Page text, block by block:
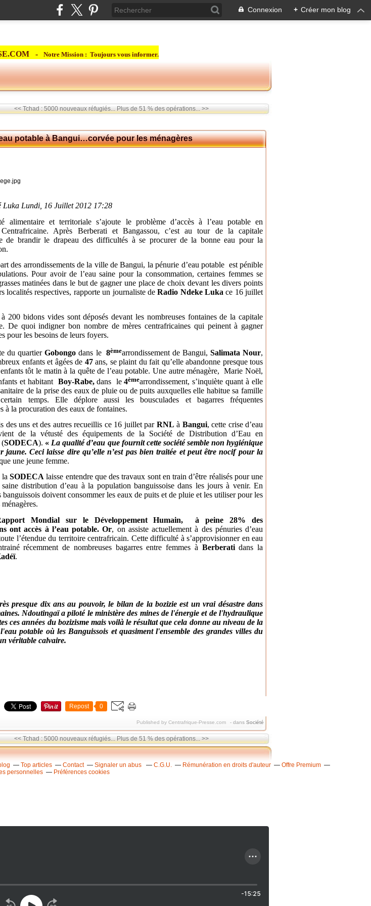
Connexion + Créer mon blog
- Notre Mission : Toujours vous informer.
<< Tchad : 5000 nouveaux réfugiés... Plus de 51 % des opérations... >>
potable à Bangui…corvée pour les ménagères
Luka Lundi, 16 Juillet 2012 17:28
alimentaire et territoriale s’ajoute le problème d’accès à l’eau potable en
Après Berberati et Bangassou, c’est au tour de la capitale
de brandir le drapeau des difficultés à se procurer de la bonne eau pour la
des arrondissements de la ville de Bangui, la pénurie d’eau potable est pénible
Pour avoir de l’eau saine pour la consommation, certaines femmes se
matinées dans le but de gagner une place de choix devant les divers points
localités respectives, rapporte un journaliste deRadio Ndeke Luka ce 16 juillet
200 bidons vides sont déposés devant les nombreuses fontaines de la capitale
De quoi indigner bon nombre de mères centrafricaines qui peinent à gagner
pour les besoins de leurs foyers.
du quartierGobongo dans le 8èmearrondissement de Bangui, Salimata Nour,
enfants et âgées de 47ans, se plaint du fait qu’elle abandonne presque tous
tôt le matin à la quête de l’eau potable. Une autre ménagère, Marie Noël,
et habitant Boy-Rabe,dans le 4èmearrondissement, s’inquiète quant à elle
de la prise des eaux de pluie ou de puits auxquelles elle habitue sa famille
temps. Elle déplore aussi les bousculades et bagarres fréquentes
à la procuration des eaux de fontaines.
des uns et des autres recueillis ce 16 juillet par RNL à Bangui, cette crise d’eau
de la vétusté des équipements de la Société de Distribution d’Eau en
(SODECA). « La qualité d’eau que fournit cette société semble non hygiénique
jaune. Ceci laisse dire qu’elle n’est pas bien traitée et peut être nocif pour la
une jeune femme.
la SODECA laisse entendre que des travaux sont en train d’être réalisés pour une
distribution d’eau à la population banguissoise dans les jours à venir. En
banguissois doivent consommer les eaux de puits et de pluie et les utiliser pour les
Mondial sur le Développement Humain, à peine 28% des
ont accès à l’eau potable. Or, on assiste actuellement à des pénuries d’eau
l’étendue du territoire centrafricain. Cette difficulté à s’approvisionner en eau
récemment de nombreuses bagarres entre femmes à Berberatidans la
.
presque dix ans au pouvoir, le bilan de la bozizie est un vrai désastre dans
Ndoutingaï a piloté le ministère des mines de l'énergie et de l'hydraulique
ces années du bozizisme mais voilà le résultat que cela donne au niveau de la
potable où les Banguissois et quasiment l'ensemble des grandes villes du
véritable calvaire.
Repost 0
Published by Centrafrique-Presse.com - dans Société
<< Tchad : 5000 nouveaux réfugiés... Plus de 51 % des opérations... >>
Top articles Contact Signaler un abus C.G.U. Rémunération en droits d'auteur
Offre Premium
personnelles
Préférences cookies
-15:25